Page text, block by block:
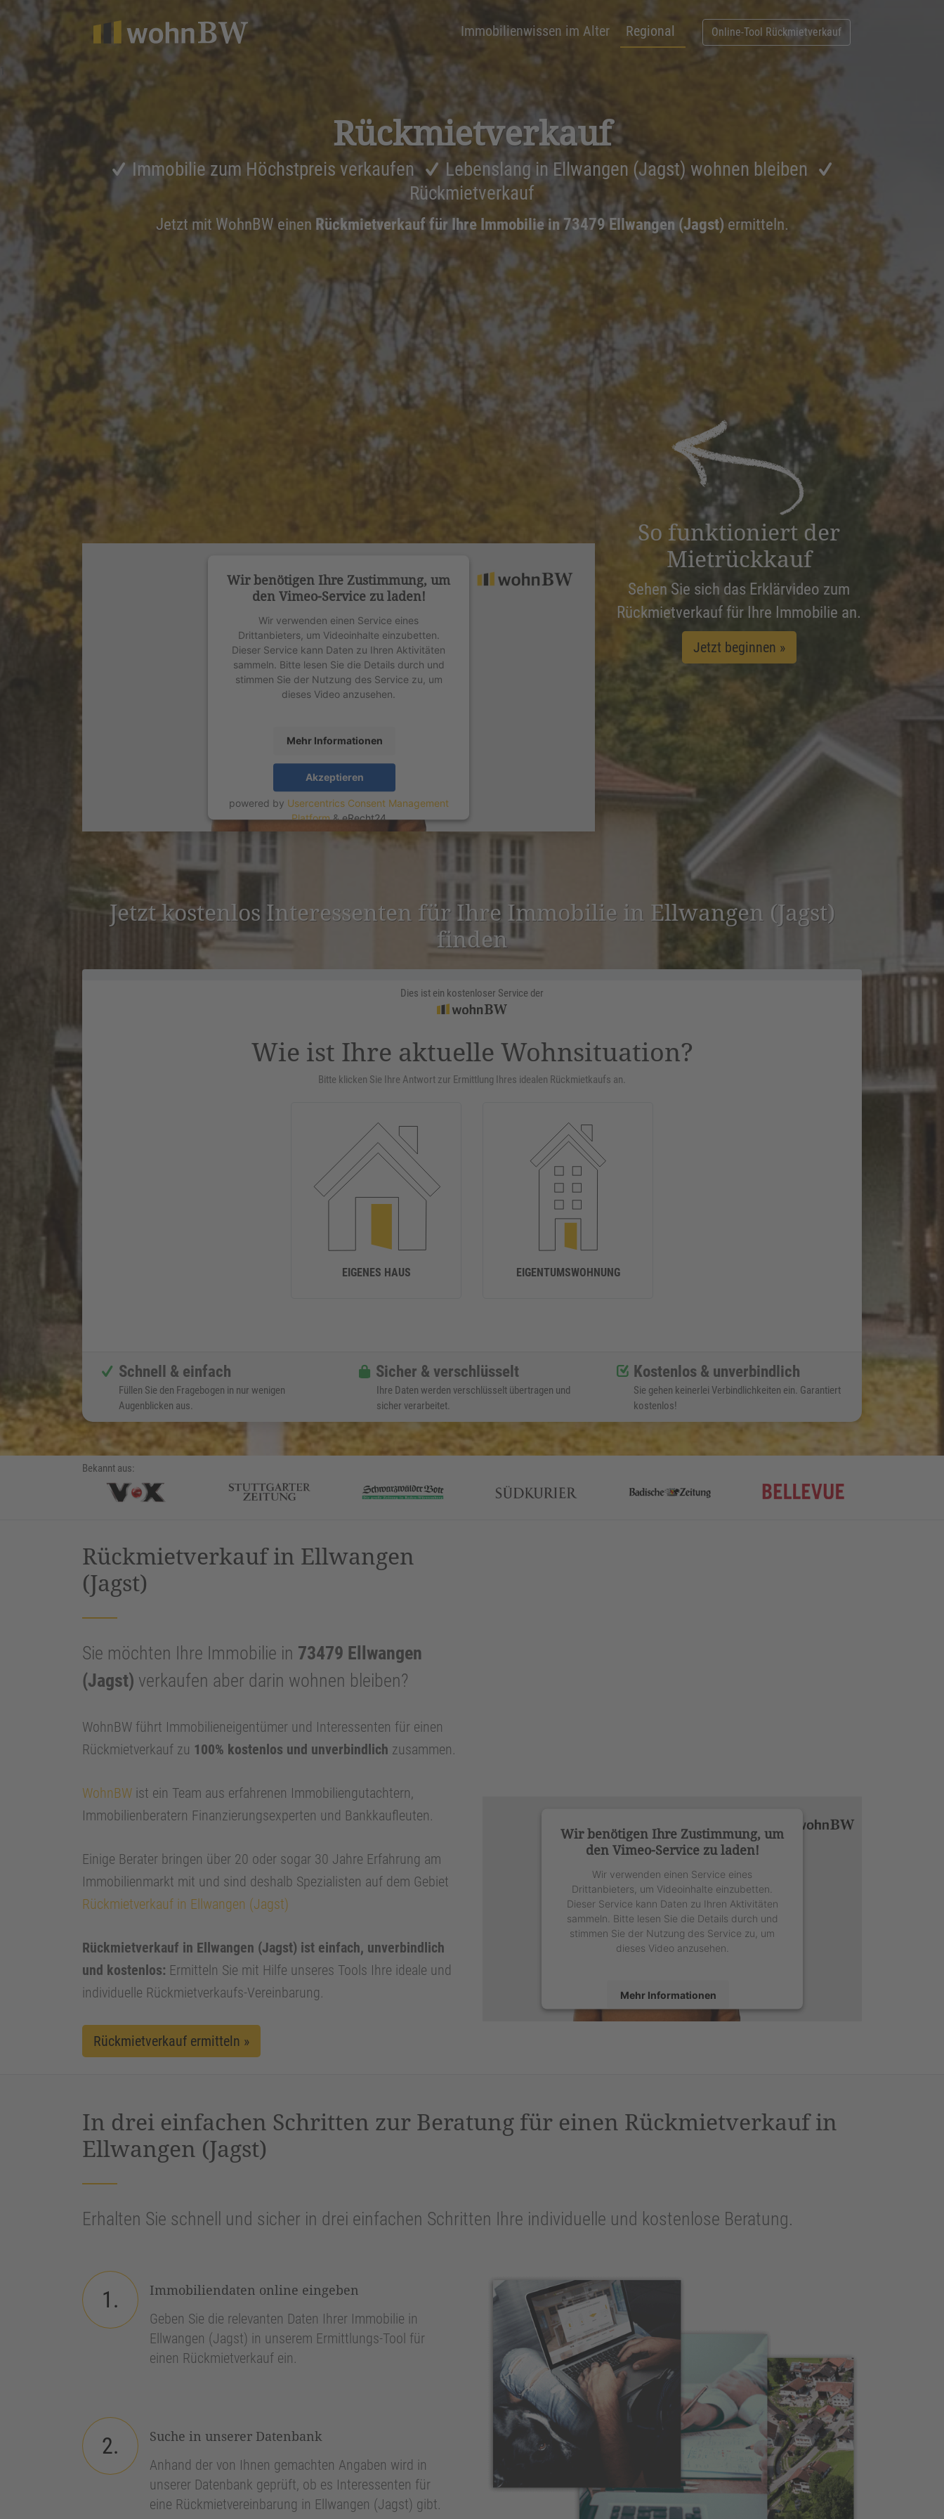
Immobilienwissen im Alter Regional Online-Tool Rückmietverkauf
Rückmiet­ver­kauf
Immobilie zum Höchstpreis verkaufen
Lebenslang in Ellwangen (Jagst) wohnen bleiben
Rückmietverkauf
Jetzt mit WohnBW einen Rückmietverkauf für Ihre Immobilie in 73479 Ellwangen (Jagst) ermitteln.
Wir benötigen Ihre Zustimmung, um
den Vimeo-Service zu laden!
Wir verwenden einen Service eines
Drittanbieters, um Videoinhalte einzubetten.
Dieser Service kann Daten zu Ihren Aktivitäten
sammeln. Bitte lesen Sie die Details durch und
stimmen Sie der Nutzung des Service zu, um
dieses Video anzusehen.
Mehr Informationen
Akzeptieren
powered by Usercentrics Consent Management
Platform&eRecht24
So funktioniert der
Mietrückkauf
Sehen Sie sich das Erklärvideo zum
Rückmietverkauf für Ihre Immobilie an.
Jetzt beginnen »
Jetzt kostenlos Inter­es­senten für Ihre Immobilie in Ellwangen (Jagst)
finden
Dies ist ein kostenloser Service der
Wie ist Ihre aktuelle Wohnsituation?
Bitte klicken Sie Ihre Antwort zur Ermittlung Ihres idealen Rückmietkaufs an.
EIGENES HAUS EIGENTUMSWOHNUNG
Schnell & einfach
Füllen Sie den Fragebogen in nur wenigen
Augenblicken aus.
Sicher & verschlüsselt
Ihre Daten werden verschlüsselt übertragen und
sicher verarbeitet.
Kostenlos & unverbindlich
Sie gehen keinerlei Verbindlichkeiten ein. Garantiert
kostenlos!
Bekannt aus:
Rückmietverkauf in Ellwangen
(Jagst)
Sie möchten Ihre Immobilie in 73479 Ellwangen
(Jagst) verkaufen aber darin wohnen bleiben?
WohnBW führt Immobilieneigentümer und Interessenten für einen
Rückmietverkauf zu 100% kostenlos und unverbindlich zusammen.
WohnBW ist ein Team aus erfahrenen Immobiliengutachtern,
Immobilienberatern Finanzierungsexperten und Bankkaufleuten.
Einige Berater bringen über 20 oder sogar 30 Jahre Erfahrung am
Immobilienmarkt mit und sind deshalb Spezialisten auf dem Gebiet
Rückmietverkauf in Ellwangen (Jagst)
Rückmietverkauf in Ellwangen (Jagst) ist einfach, unverbindlich
und kostenlos: Ermitteln Sie mit Hilfe unseres Tools Ihre ideale und
individuelle Rückmietverkaufs-Vereinbarung.
Rückmietverkauf ermitteln »
Wir benötigen Ihre Zustimmung, um
den Vimeo-Service zu laden!
Wir verwenden einen Service eines
Drittanbieters, um Videoinhalte einzubetten.
Dieser Service kann Daten zu Ihren Aktivitäten
sammeln. Bitte lesen Sie die Details durch und
stimmen Sie der Nutzung des Service zu, um
dieses Video anzusehen.
Mehr Informationen
In drei einfachen Schritten zur Beratung für einen Rückmietverkauf in
Ellwangen (Jagst)
Erhalten Sie schnell und sicher in drei einfachen Schritten Ihre individuelle und kostenlose Beratung.
1.
Immobiliendaten online eingeben
Geben Sie die relevanten Daten Ihrer Immobilie in
Ellwangen (Jagst) in unserem Ermittlungs-Tool für
einen Rückmietverkauf ein.
2.
Suche in unserer Datenbank
Anhand der von Ihnen gemachten Angaben wird in
unserer Datenbank geprüft, ob es Interessenten für
eine Rückmietvereinbarung in Ellwangen (Jagst) gibt.